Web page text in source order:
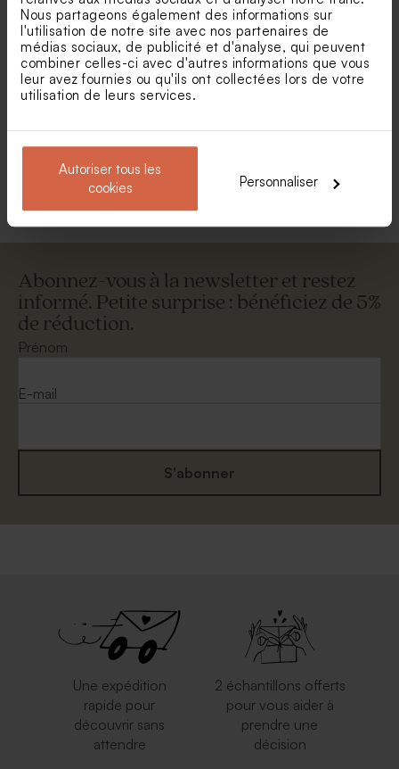
Nous partageons également des informations sur
l'utilisation de notre site avec nos partenaires de
médias sociaux, de publicité et d'analyse, qui peuvent
combiner celles-ci avec d'autres informations que vous
leur avez fournies ou qu'ils ont collectées lors de votre
utilisation de leurs services.
Autoriser tous les
cookies
Personnaliser
Cake topper communion joli
noeud
Voir toute la collection Cake topper
Abonnez-vous à la newsletter et restez
informé. Petite surprise : bénéficiez de 5%
de réduction.
Prénom
E-mail
S'abonner
Une expédition
rapide pour
découvrir sans
attendre
2 échantillons offerts
pour vous aider à
prendre une
décision